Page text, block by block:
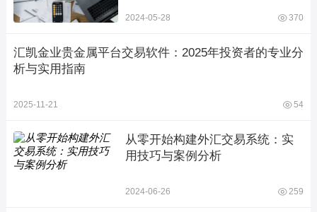
2024-05-28 370
汇凯金业贵金属平台交易软件：2025年投资者的专业分
析与实用指南
2025-11-21 54
从零开始构建外汇交易系统：实
用技巧与案例分析
2024-06-26 259